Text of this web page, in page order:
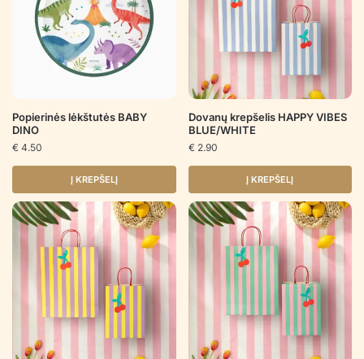
Popierinės lėkštutės BABY
DINO
€ 4.50
Į KREPŠELĮ
Dovanų krepšelis HAPPY VIBES
BLUE/WHITE
€ 2.90
Į KREPŠELĮ